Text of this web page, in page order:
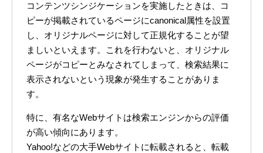
コンテンツシンジケーションを実施したときは、コ
ピーが掲載されているページにcanonical属性を設置
し、オリジナルページに対して正規化することが望
ましいといえます。これを行わないと、オリジナル
ページがコピーとみなされてしまって、検索結果に
表示されないという現象が発生することがありま
す。
特に、有名なWebサイトは検索エンジンからの評価
が高い傾向にあります。
Yahoo!などの大手Webサイトに転載されると、転載